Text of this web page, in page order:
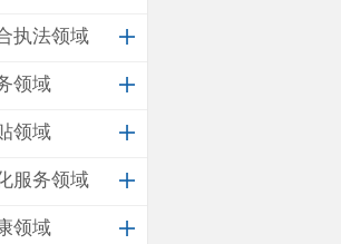
执法领域
领域
领域
服务领域
领域